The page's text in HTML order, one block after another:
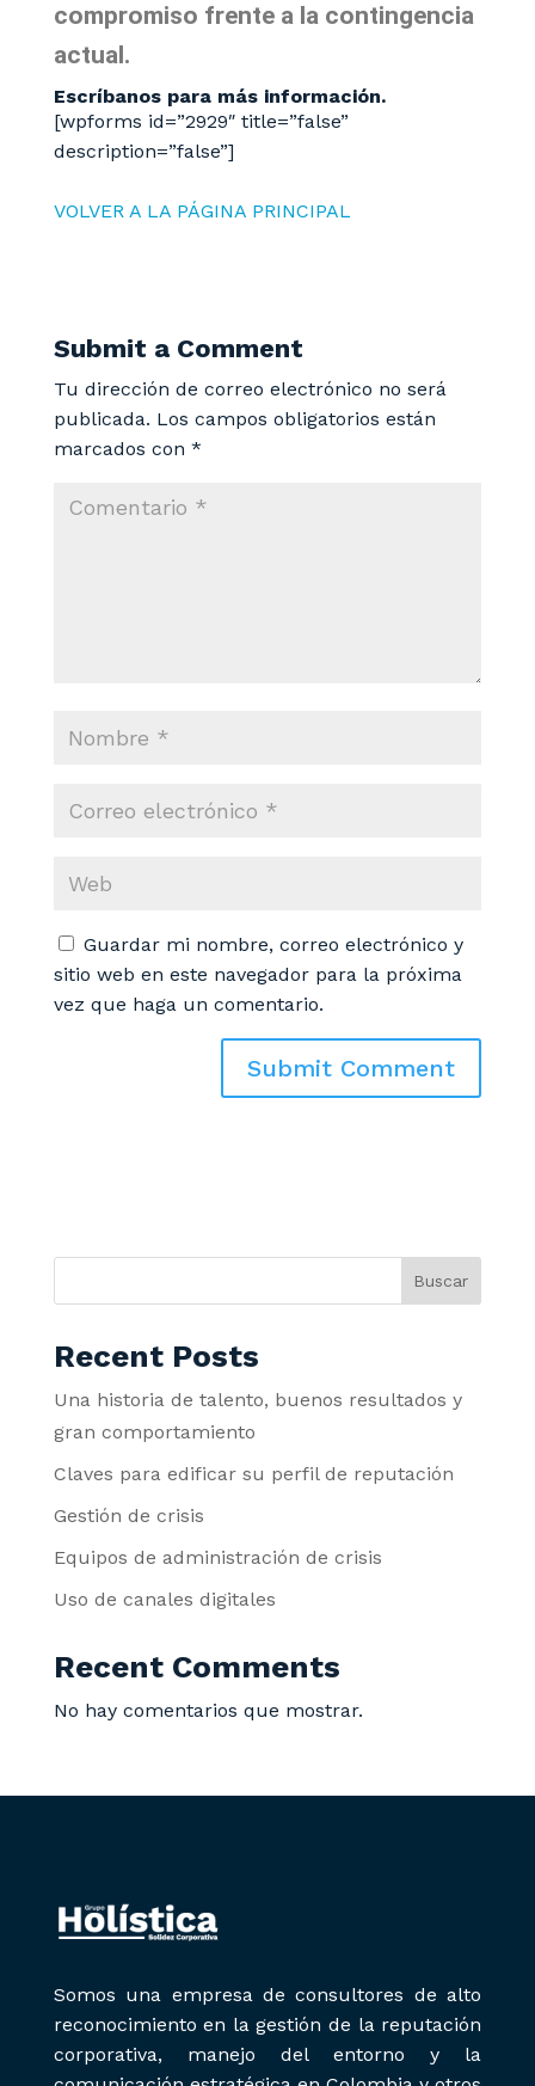
compromiso frente a la contingencia
actual.
Escríbanos para más información.
[wpforms id=”2929″ title=”false”
description=”false”]
VOLVER A LA PÁGINA PRINCIPAL
Submit a Comment
Tu dirección de correo electrónico no será
publicada. Los campos obligatorios están
marcados con *
Guardar mi nombre, correo electrónico y
sitio web en este navegador para la próxima
vez que haga un comentario.
Buscar
Recent Posts
Una historia de talento, buenos resultados y
gran comportamiento
Claves para edificar su perfil de reputación
Gestión de crisis
Equipos de administración de crisis
Uso de canales digitales
Recent Comments
No hay comentarios que mostrar.
Somos una empresa de consultores de alto
reconocimiento en la gestión de la reputación
corporativa, manejo del entorno y la